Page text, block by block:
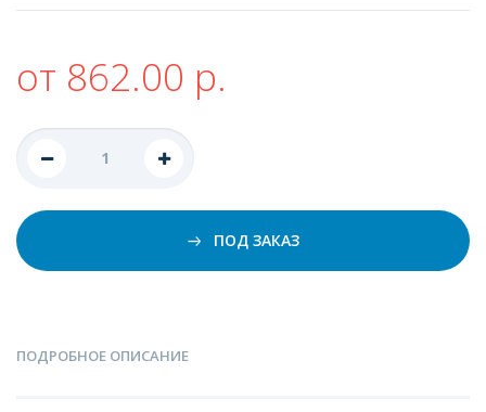
от 862.00 р.
ПОД ЗАКАЗ
ПОДРОБНОЕ ОПИСАНИЕ